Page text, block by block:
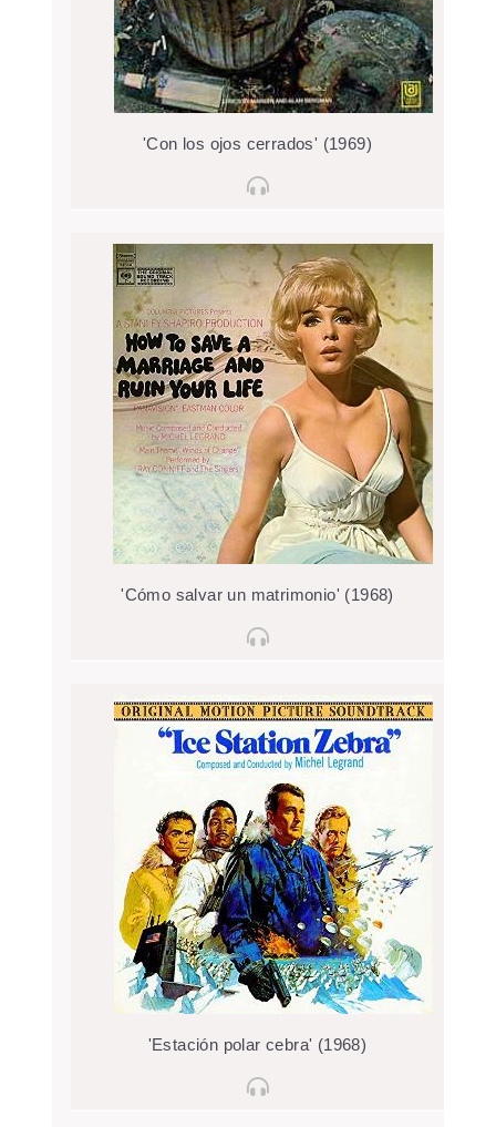
'Con los ojos cerrados' (1969)
'Cómo salvar un matrimonio' (1968)
'Estación polar cebra' (1968)